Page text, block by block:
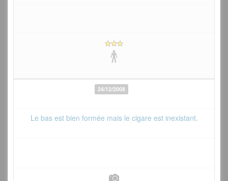
24/12/2008
Le bas est bien formée mais le cigare est inexistant.